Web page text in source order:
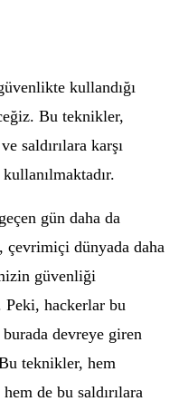
kullandığı
Bu teknikler,
saldırılara karşı
kullanılmaktadır.
gün daha da
dünyada daha
güvenliği
Peki, hackerlar bu
devreye giren
teknikler, hem
de bu saldırılara